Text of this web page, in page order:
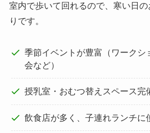
室内で歩いて回れるので、寒い日
りです。
季節イベントが豊富（ワークシ
会など）
授乳室・おむつ替えスペース完
飲食店が多く、子連れランチに